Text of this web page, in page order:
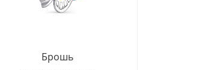
Брошь